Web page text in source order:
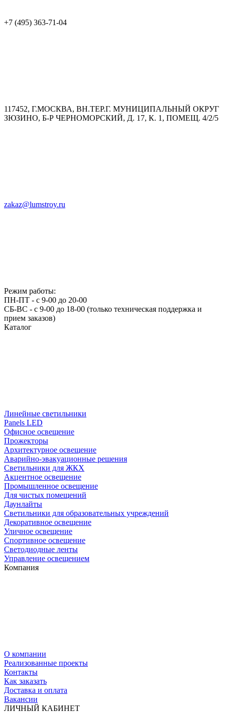
+7 (495) 363-71-04
117452, Г.МОСКВА, ВН.ТЕР.Г. МУНИЦИПАЛЬНЫЙ ОКРУГ
ЗЮЗИНО, Б-Р ЧЕРНОМОРСКИЙ, Д. 17, К. 1, ПОМЕЩ. 4/2/5
zakaz@lumstroy.ru
Режим работы:
ПН-ПТ - с 9-00 до 20-00
СБ-ВС - с 9-00 до 18-00 (только техническая поддержка и
прием заказов)
Каталог
Линейные светильники
Panels LED
Офисное освещение
Прожекторы
Архитектурное освещение
Аварийно-эвакуационные решения
Светильники для ЖКХ
Акцентное освещение
Промышленное освещение
Для чистых помещений
Даунлайты
Светильники для образовательных учреждений
Декоративное освещение
Уличное освещение
Спортивное освещение
Светодиодные ленты
Управление освещением
Компания
О компании
Реализованные проекты
Контакты
Как заказать
Доставка и оплата
Вакансии
ЛИЧНЫЙ КАБИНЕТ